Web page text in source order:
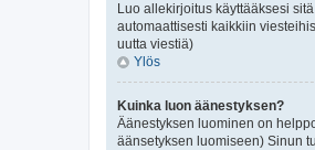
Luo allekirjoitus käyttääksesi
automaattisesti kaikkiin
uutta viestiä)
Ylös
Kuinka luon äänestyksen?
Äänestyksen luominen on
äänsetyksen luomiseen) Sinun